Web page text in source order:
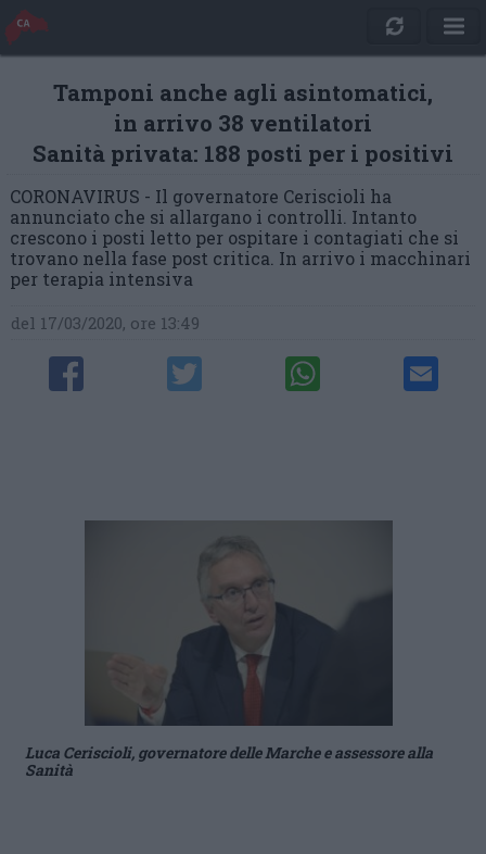
Tamponi anche agli asintomatici,
in arrivo 38 ventilatori
Sanità privata: 188 posti per i positivi
CORONAVIRUS - Il governatore Ceriscioli ha
annunciato che si allargano i controlli. Intanto
crescono i posti letto per ospitare i contagiati che si
trovano nella fase post critica. In arrivo i macchinari
per terapia intensiva
del 17/03/2020, ore 13:49
Luca Ceriscioli, governatore delle Marche e assessore alla
Sanità